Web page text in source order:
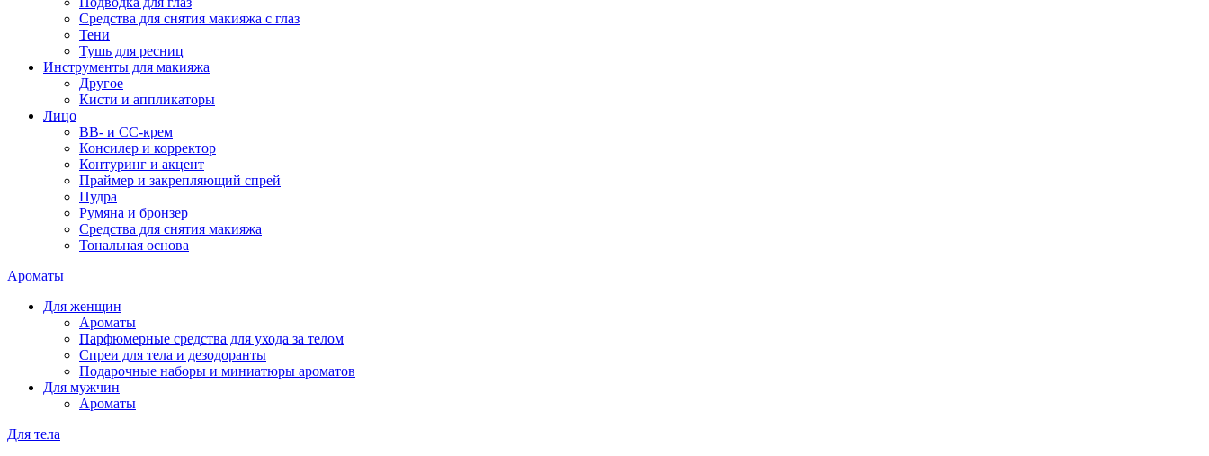
Средства для снятия макияжа с глаз
Тени
Тушь для ресниц
Инструменты для макияжа
Другое
Кисти и аппликаторы
Лицо
BB- и CC-крем
Консилер и корректор
Контуринг и акцент
Праймер и закрепляющий спрей
Пудра
Румяна и бронзер
Средства для снятия макияжа
Тональная основа
Ароматы
Для женщин
Ароматы
Парфюмерные средства для ухода за телом
Спреи для тела и дезодоранты
Подарочные наборы и миниатюры ароматов
Для мужчин
Ароматы
Для тела